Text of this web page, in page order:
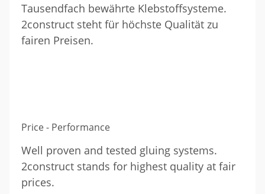
Tausendfach bewährte Klebstoffsysteme.
2construct steht für höchste Qualität zu
fairen Preisen.
Price - Performance
Well proven and tested gluing systems.
2construct stands for highest quality at fair
prices.